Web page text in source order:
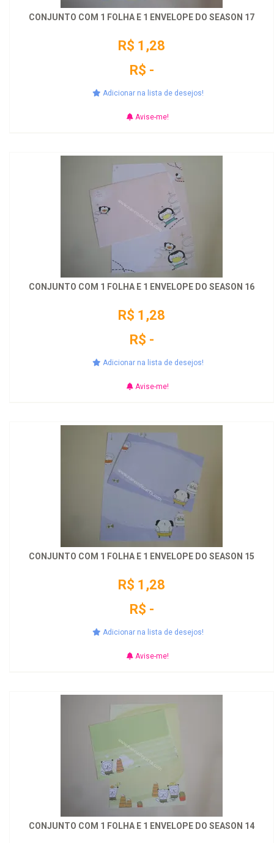
CONJUNTO COM 1 FOLHA E 1 ENVELOPE DO SEASON 17
R$ 1,28
R$ -
Adicionar na lista de desejos!
Avise-me!
CONJUNTO COM 1 FOLHA E 1 ENVELOPE DO SEASON 16
R$ 1,28
R$ -
Adicionar na lista de desejos!
Avise-me!
CONJUNTO COM 1 FOLHA E 1 ENVELOPE DO SEASON 15
R$ 1,28
R$ -
Adicionar na lista de desejos!
Avise-me!
CONJUNTO COM 1 FOLHA E 1 ENVELOPE DO SEASON 14